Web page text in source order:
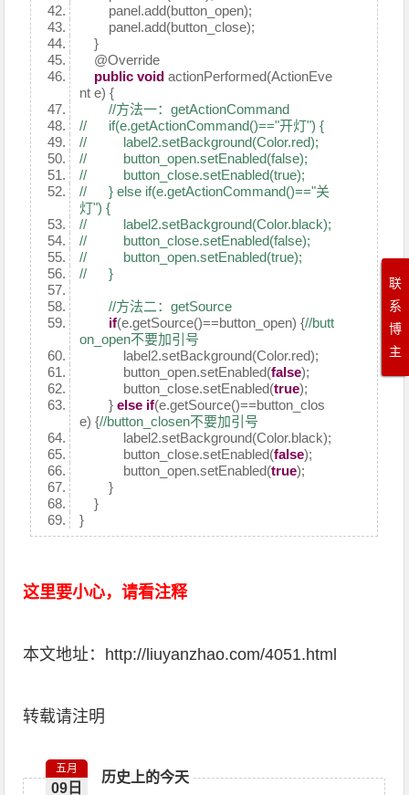
panel.add(button_open);
panel.add(button_close);
}
@Override
public void actionPerformed(ActionEve
nt e) {
//方法一：getActionCommand
// if(e.getActionCommand()=="开灯") {
// label2.setBackground(Color.red);
// button_open.setEnabled(false);
// button_close.setEnabled(true);
// } else if(e.getActionCommand()=="关
灯") {
// label2.setBackground(Color.black);
// button_close.setEnabled(false);
// button_open.setEnabled(true);
// }
//方法二：getSource
if(e.getSource()==button_open) {//butt
on_open不要加引号
label2.setBackground(Color.red);
button_open.setEnabled(false);
button_close.setEnabled(true);
}else if(e.getSource()==button_clos
e) {//button_closen不要加引号
label2.setBackground(Color.black);
button_close.setEnabled(false);
button_open.setEnabled(true);
}
}
}
这里要小心，请看注释
本文地址：http://liuyanzhao.com/4051.html
转载请注明
历史上的今天
五月
09日
联
系
博
主